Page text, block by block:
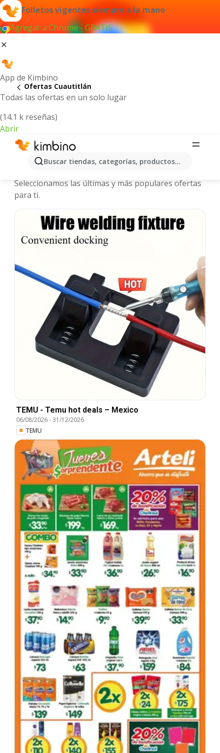
Folletos vigentes siempre a la mano
Agregar a Chrome - GRATIS
App de Kimbino
Todas las ofertas en un solo lugar
(14.1 k reseñas)
Abrir
Buscar tiendas, categorías, productos...
Ofertas Cuautitlán
Cuautitlán - Folletos y ofertas más
Seleccionamos las últimas y más populares ofertas
para ti.
TEMU - Temu hot deals – Mexico
06/08/2026-31/12/2026
TEMU